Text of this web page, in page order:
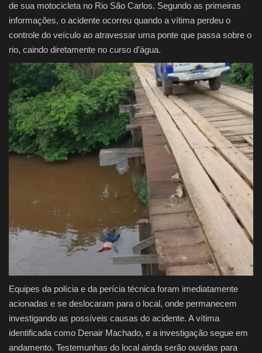
de sua motocicleta no Rio São Carlos. Segundo as primeiras
informações, o acidente ocorreu quando a vítima perdeu o
controle do veículo ao atravessar uma ponte que passa sobre o
rio, caindo diretamente no curso d’água.
Equipes da polícia e da perícia técnica foram imediatamente
acionadas e se deslocaram para o local, onde permanecem
investigando as possíveis causas do acidente. A vítima
identificada como Denair Machado, e a investigação segue em
andamento. Testemunhas do local ainda serão ouvidas para